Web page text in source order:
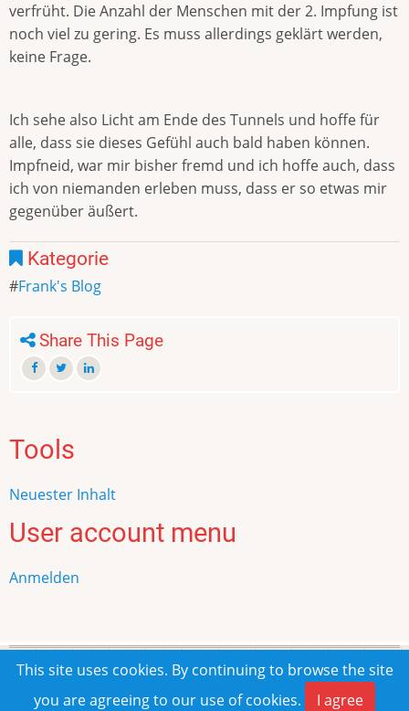
verfrüht. Die Anzahl der Menschen mit der 2. Impfung ist
noch viel zu gering. Es muss allerdings geklärt werden,
keine Frage.
Ich sehe also Licht am Ende des Tunnels und hoffe für
alle, dass sie dieses Gefühl auch bald haben können.
Impfneid, war mir bisher fremd und ich hoffe auch, dass
ich von niemanden erleben muss, dass er so etwas mir
gegenüber äußert.
Kategorie
Frank's Blog
Share This Page
Tools
Neuester Inhalt
User account menu
Anmelden
© 2026 Frank Rombach, All rights reserved.
This site uses cookies. By continuing to browse the site
you are agreeing to our use of cookies.
I agree